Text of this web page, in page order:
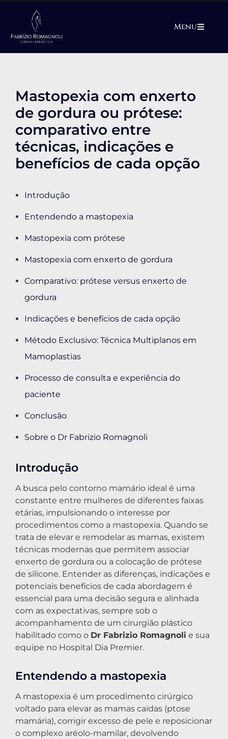
Menu
Mastopexia com enxerto
de gordura ou prótese:
comparativo entre
técnicas, indicações e
benefícios de cada opção
Introdução
Entendendo a mastopexia
Mastopexia com prótese
Mastopexia com enxerto de gordura
Comparativo: prótese versus enxerto de
gordura
Indicações e benefícios de cada opção
Método Exclusivo: Técnica Multiplanos em
Mamoplastias
Processo de consulta e experiência do
paciente
Conclusão
Sobre o Dr Fabrizio Romagnoli
Introdução
A busca pelo contorno mamário ideal é uma
constante entre mulheres de diferentes faixas
etárias, impulsionando o interesse por
procedimentos como a mastopexia. Quando se
trata de elevar e remodelar as mamas, existem
técnicas modernas que permitem associar
enxerto de gordura ou a colocação de prótese
de silicone. Entender as diferenças, indicações e
potenciais benefícios de cada abordagem é
essencial para uma decisão segura e alinhada
com as expectativas, sempre sob o
acompanhamento de um cirurgião plástico
habilitado como o Dr Fabrizio Romagnoli e sua
equipe no Hospital Dia Premier.
Entendendo a mastopexia
A mastopexia é um procedimento cirúrgico
voltado para elevar as mamas caídas (ptose
mamária), corrigir excesso de pele e reposicionar
o complexo aréolo-mamilar, devolvendo